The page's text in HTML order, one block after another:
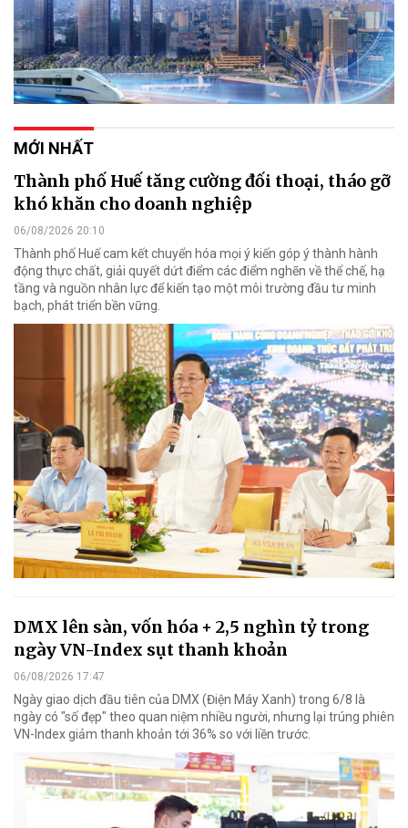
MỚI NHẤT
Thành phố Huế tăng cường đối thoại, tháo gỡ
khó khăn cho doanh nghiệp
06/08/2026 20:10
Thành phố Huế cam kết chuyển hóa mọi ý kiến góp ý thành hành
động thực chất, giải quyết dứt điểm các điểm nghẽn về thể chế, hạ
tầng và nguồn nhân lực để kiến tạo một môi trường đầu tư minh
bạch, phát triển bền vững.
DMX lên sàn, vốn hóa + 2,5 nghìn tỷ trong
ngày VN-Index sụt thanh khoản
06/08/2026 17:47
Ngày giao dịch đầu tiên của DMX (Điện Máy Xanh) trong 6/8 là
ngày có "số đẹp" theo quan niệm nhiều người, nhưng lại trúng phiên
VN-Index giảm thanh khoản tới 36% so với liền trước.